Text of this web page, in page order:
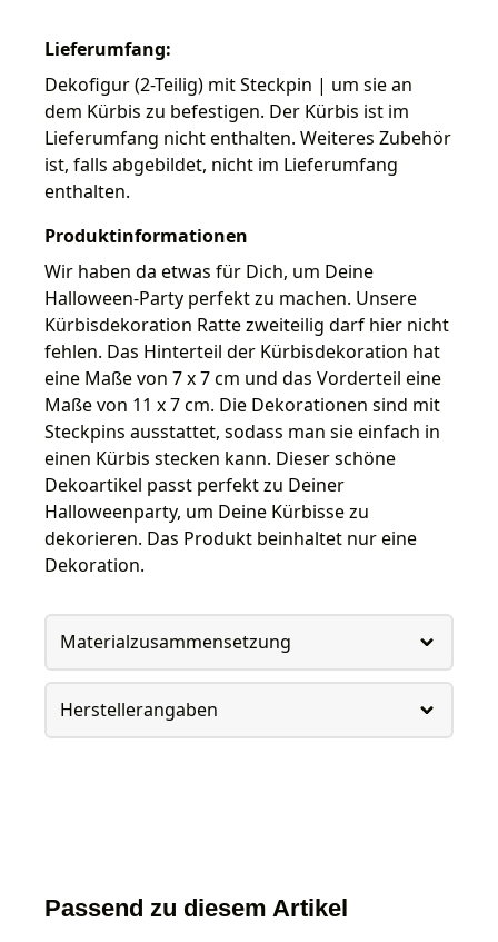
Lieferumfang:
Dekofigur (2-Teilig) mit Steckpin | um sie an
dem Kürbis zu befestigen. Der Kürbis ist im
Lieferumfang nicht enthalten. Weiteres Zubehör
ist, falls abgebildet, nicht im Lieferumfang
enthalten.
Produktinformationen
Wir haben da etwas für Dich, um Deine
Halloween-Party perfekt zu machen. Unsere
Kürbisdekoration Ratte zweiteilig darf hier nicht
fehlen. Das Hinterteil der Kürbisdekoration hat
eine Maße von 7 x 7 cm und das Vorderteil eine
Maße von 11 x 7 cm. Die Dekorationen sind mit
Steckpins ausstattet, sodass man sie einfach in
einen Kürbis stecken kann. Dieser schöne
Dekoartikel passt perfekt zu Deiner
Halloweenparty, um Deine Kürbisse zu
dekorieren. Das Produkt beinhaltet nur eine
Dekoration.
Materialzusammensetzung
Herstellerangaben
Passend zu diesem Artikel